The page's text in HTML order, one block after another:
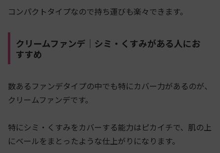
コンパクトタイプなので持ち運びも楽々できます。
クリームファンデ｜シミ・くすみがある人にお
すすめ
数あるファンデタイプの中でも特にカバー力があるのが、
クリームファンデです。
特にシミ・くすみをカバーする能力はピカイチで、肌の上
にベールをまとったような仕上がりになります。